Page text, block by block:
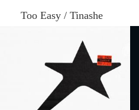
Too Easy / Tinashe